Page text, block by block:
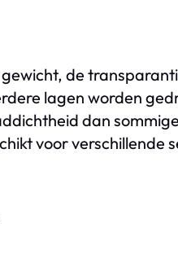
de
lagen worden
dan
voor verschillende